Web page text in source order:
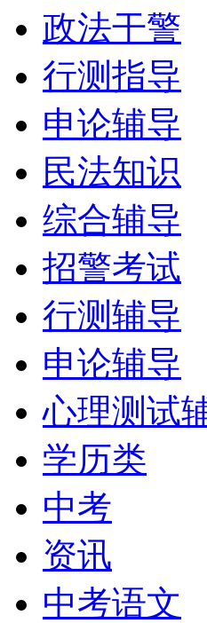
政法干警
行测指导
申论辅导
民法知识
综合辅导
招警考试
行测辅导
申论辅导
心理测试
学历类
中考
资讯
中考语文